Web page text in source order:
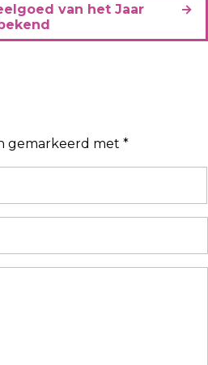
van het Jaar
gemarkeerd met *